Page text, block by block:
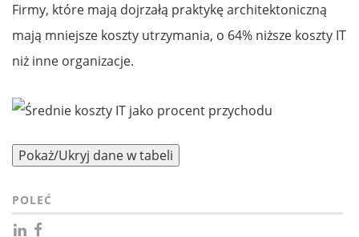
Firmy, które mają dojrzałą praktykę architektoniczną
mają mniejsze koszty utrzymania, o 64% niższe koszty IT
niż inne organizacje.
POLEĆ